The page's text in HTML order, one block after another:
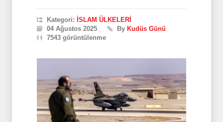
Kategori: İSLAM ÜLKELERİ
04 Ağustos 2025
By Kudüs Günü
7543 görüntülenme